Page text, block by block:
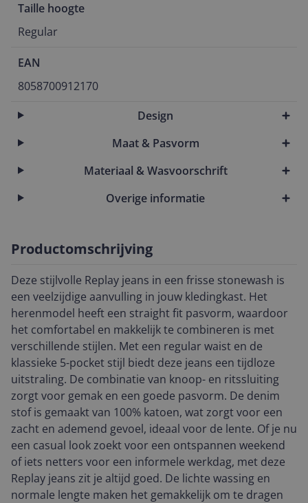
Taille hoogte
Regular
EAN
8058700912170
Design
Maat & Pasvorm
Materiaal & Wasvoorschrift
Overige informatie
Productomschrijving
Deze stijlvolle Replay jeans in een frisse stonewash is
een veelzijdige aanvulling in jouw kledingkast. Het
herenmodel heeft een straight fit pasvorm, waardoor
het comfortabel en makkelijk te combineren is met
verschillende stijlen. Met een regular waist en de
klassieke 5-pocket stijl biedt deze jeans een tijdloze
uitstraling. De combinatie van knoop- en ritssluiting
zorgt voor gemak en een goede pasvorm. De denim
stof is gemaakt van 100% katoen, wat zorgt voor een
zacht en ademend gevoel, ideaal voor de lente. Of je nu
een casual look zoekt voor een ontspannen weekend
of iets netters voor een informele werkdag, met deze
Replay jeans zit je altijd goed. De lichte wassing en
normale lengte maken het gemakkelijk om te dragen